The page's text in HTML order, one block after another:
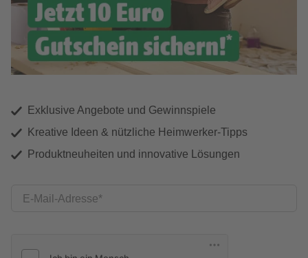
Exklusive Angebote und Gewinnspiele
Kreative Ideen & nützliche Heimwerker-Tipps
Produktneuheiten und innovative Lösungen
E-Mail-Adresse